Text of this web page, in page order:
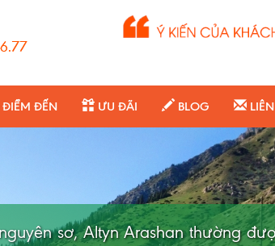
ĐIỂM ĐẾN ƯU ĐÃI BLOG LIÊN